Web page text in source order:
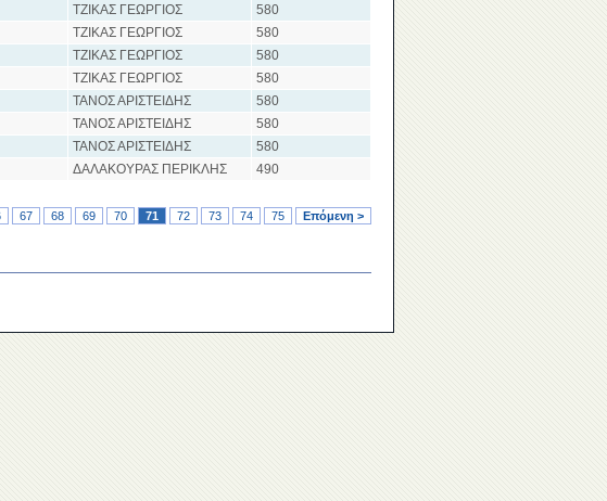
ΤΖΙΚΑΣ ΓΕΩΡΓΙΟΣ
580
ΤΖΙΚΑΣ ΓΕΩΡΓΙΟΣ
580
ΤΖΙΚΑΣ ΓΕΩΡΓΙΟΣ
580
ΤΖΙΚΑΣ ΓΕΩΡΓΙΟΣ
580
ΤΑΝΟΣ ΑΡΙΣΤΕΙΔΗΣ
580
ΤΑΝΟΣ ΑΡΙΣΤΕΙΔΗΣ
580
ΤΑΝΟΣ ΑΡΙΣΤΕΙΔΗΣ
580
ΔΑΛΑΚΟΥΡΑΣ ΠΕΡΙΚΛΗΣ 490
67 68 69 70 71 72 73 74 75 Επόμενη >